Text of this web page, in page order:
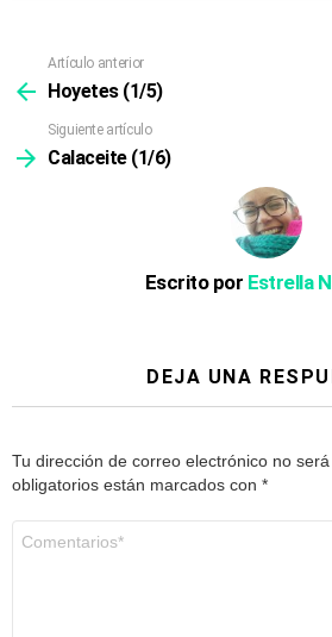
más
Artículo anterior
Hoyetes (1/5)
Siguiente artículo
Calaceite (1/6)
Escrito por Estrella
DEJA UNA
Tu dirección de correo electrónico no será
obligatorios están marcados con *